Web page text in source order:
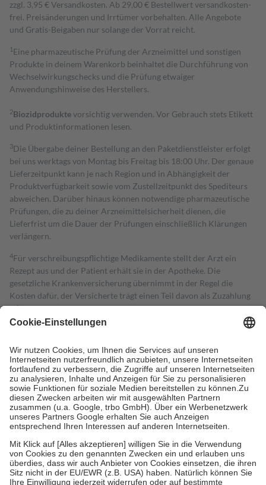
zzgl. 3,95 € Versandkosten. Ab 29,00 € Bestell­wert versand­kosten­
frei. Preisänderungen und Irrtümer vorbehalten. Alle Angebote
und Gratis-Beigaben nur solange der Vorrat reicht.
1 Eine pharmazeutische Prüfung der Arzneimittel und sonstigen
Produkte in deinem Warenkorb beinhaltet die Durchführung von
Wechselwirkungschecks und die Prüfung etwaiger
Anwendungshinweise des Herstellers.
2Biozidproduktevorsichtig verwenden. Vor Gebrauch stets Etikett
und Produktinformationen lesen.
3Die Übergabe deiner Bestellung an den Paketdienstleister erfolgt
bei uns werktags von Montag bis Freitag bis 18:00 Uhr. Der genaue
Lieferzeitpunkt kann je nach Region und in Abhängigkeit der
Produktverfügbarkeit sowie vom Zustellzeitpunkt des Spediteurs
abweichen. Darüber hinaus können notwendige pharmazeutische
Prüfungen, die zu deiner Arzneimittelsicherheit dienen, die
Lieferfrist um die Dauer der Prüfungen einschließlich Klärungen
verlängern.
4Für verschreibungspflichtige Medikamente stellt der Arzt ein
Rezept aus und der Patient erhält sie in der Apotheke. Die
gesetzliche Krankenversicherung übernimmt in der Regel die
Kosten dafür, der Versicherte trägt einen Teil davon als Zuzahlung
mit.
Grundsätzlich leisten Mitglieder Zuzahlungen in Höhe von zehn
höchstens zehn Euro.
Es sind jedoch nie mehr als die tatsächlichen
Kosten der Leistung zu entrichten.
Diese Regeln gelten grundsätzlich auch für Online-Apotheken.
Bei Heilmitteln und häuslicher Krankenpflege beträgt die
Zuzahlung zehn Prozent der Kosten sowie zehn Euro je
Verordnung.
Um das Engagement der Versicherten für ihre eigene Gesundheit zu
stärken und die besondere Stellung der Familie zu unterstützen,
fallenkeine Zuzahlungenan bei:
• Kindern und Jugendlichen bis zum vollendeten 18. Lebensjahr
mit Ausnahme der Fahrkosten
• Untersuchungen zur Vorsorge und Früherkennung, die von der